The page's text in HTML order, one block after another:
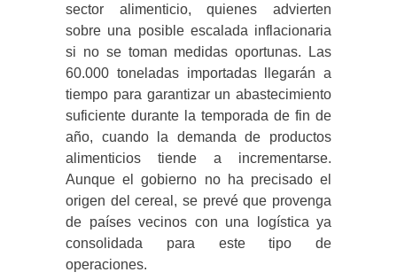
sector alimenticio, quienes advierten
sobre una posible escalada inflacionaria
si no se toman medidas oportunas. Las
60.000 toneladas importadas llegarán a
tiempo para garantizar un abastecimiento
suficiente durante la temporada de fin de
año, cuando la demanda de productos
alimenticios tiende a incrementarse.
Aunque el gobierno no ha precisado el
origen del cereal, se prevé que provenga
de países vecinos con una logística ya
consolidada para este tipo de
operaciones.